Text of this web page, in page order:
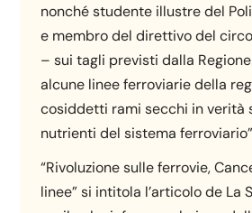
nonché studente illustre del
e membro del direttivo del
– sui tagli previsti dalla
alcune linee ferroviarie della
cosiddetti rami secchi in verità
nutrienti del sistema ferroviario”
“Rivoluzione sulle ferrovie,
linee” si intitola l’articolo de La